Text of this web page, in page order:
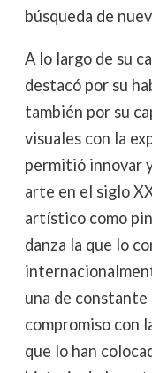
búsqueda de
A lo largo de su
destacó por su
también por su
visuales con la
permitió innovar
arte en el siglo
artístico como
danza la que lo
una de
compromiso con
que lo han